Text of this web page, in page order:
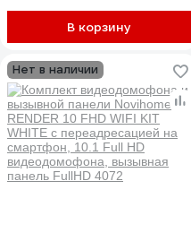
формата Full HD, монитор с
экраном 7") 10-0001128
В корзину
Нет в наличии